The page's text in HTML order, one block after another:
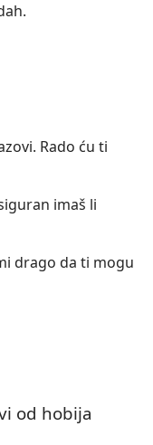
Rado ću ti
imaš li
drago da ti mogu
od hobija